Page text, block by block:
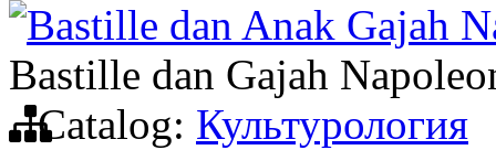
Bastille dan Anak Gajah
Bastille dan Gajah
Catalog: Культурология